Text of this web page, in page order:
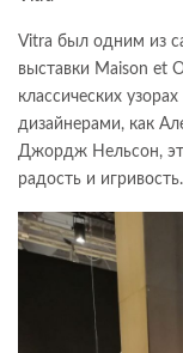
Vitra был одним из
выставки Maison et
классических
дизайнерами, как
Джордж Нельсон,
радость и игривость.